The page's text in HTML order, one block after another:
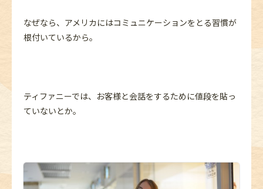
なぜなら、アメリカにはコミュニケーションをとる習慣が
根付いているから。
ティファニーでは、お客様と会話をするために値段を貼っ
ていないとか。